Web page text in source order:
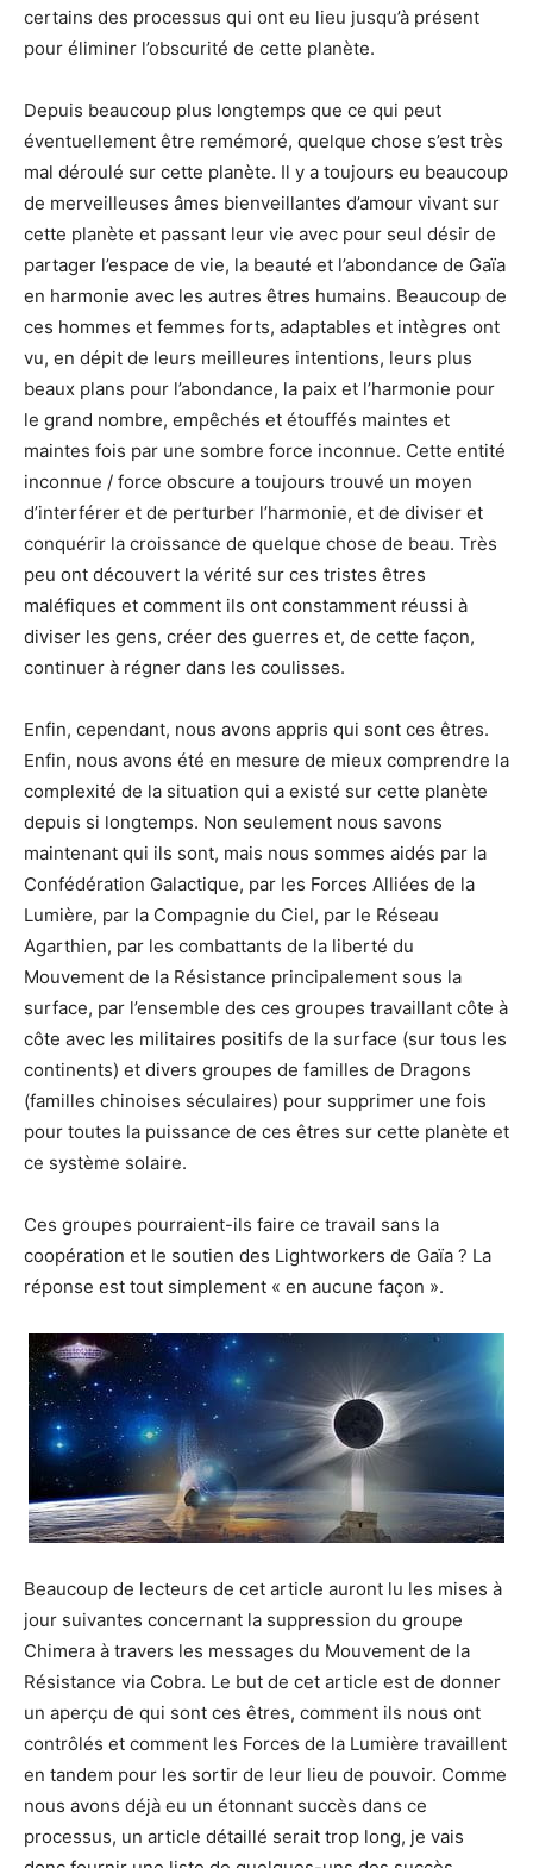
certains des processus qui ont eu lieu jusqu’à présent
pour éliminer l’obscurité de cette planète.
Depuis beaucoup plus longtemps que ce qui peut
éventuellement être remémoré, quelque chose s’est très
mal déroulé sur cette planète. Il y a toujours eu beaucoup
de merveilleuses âmes bienveillantes d’amour vivant sur
cette planète et passant leur vie avec pour seul désir de
partager l’espace de vie, la beauté et l’abondance de Gaïa
en harmonie avec les autres êtres humains. Beaucoup de
ces hommes et femmes forts, adaptables et intègres ont
vu, en dépit de leurs meilleures intentions, leurs plus
beaux plans pour l’abondance, la paix et l’harmonie pour
le grand nombre, empêchés et étouffés maintes et
maintes fois par une sombre force inconnue. Cette entité
inconnue / force obscure a toujours trouvé un moyen
d’interférer et de perturber l’harmonie, et de diviser et
conquérir la croissance de quelque chose de beau. Très
peu ont découvert la vérité sur ces tristes êtres
maléfiques et comment ils ont constamment réussi à
diviser les gens, créer des guerres et, de cette façon,
continuer à régner dans les coulisses.
Enfin, cependant, nous avons appris qui sont ces êtres.
Enfin, nous avons été en mesure de mieux comprendre la
complexité de la situation qui a existé sur cette planète
depuis si longtemps. Non seulement nous savons
maintenant qui ils sont, mais nous sommes aidés par la
Confédération Galactique, par les Forces Alliées de la
Lumière, par la Compagnie du Ciel, par le Réseau
Agarthien, par les combattants de la liberté du
Mouvement de la Résistance principalement sous la
surface, par l’ensemble des ces groupes travaillant côte à
côte avec les militaires positifs de la surface (sur tous les
continents) et divers groupes de familles de Dragons
(familles chinoises séculaires) pour supprimer une fois
pour toutes la puissance de ces êtres sur cette planète et
ce système solaire.
Ces groupes pourraient-ils faire ce travail sans la
coopération et le soutien des Lightworkers de Gaïa ? La
réponse est tout simplement « en aucune façon ».
Beaucoup de lecteurs de cet article auront lu les mises à
jour suivantes concernant la suppression du groupe
Chimera à travers les messages du Mouvement de la
Résistance via Cobra. Le but de cet article est de donner
un aperçu de qui sont ces êtres, comment ils nous ont
contrôlés et comment les Forces de la Lumière travaillent
en tandem pour les sortir de leur lieu de pouvoir. Comme
nous avons déjà eu un étonnant succès dans ce
processus, un article détaillé serait trop long, je vais